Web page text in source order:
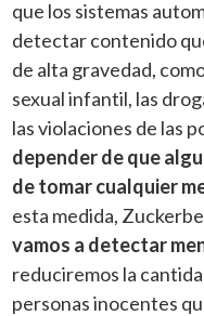
que los sistemas
detectar contenido
de alta gravedad,
sexual infantil, las
las violaciones de las
depender de que
de tomar cualquier
esta medida,
vamos a detectar
reduciremos la
personas inocentes